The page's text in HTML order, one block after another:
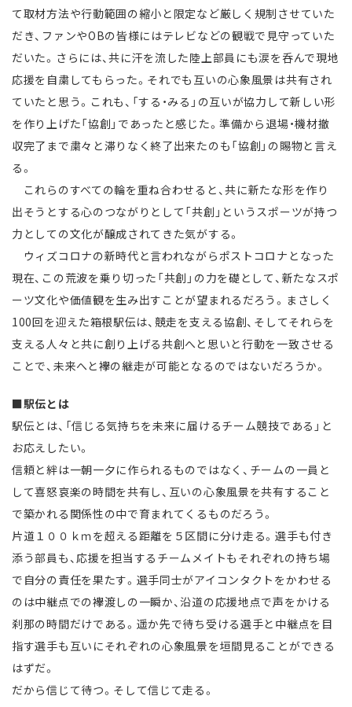
て取材方法や行動範囲の縮小と限定など厳しく規制させていた
だき、ファンやOBの皆様にはテレビなどの観戦で見守っていた
だいた。さらには、共に汗を流した陸上部員にも涙を呑んで現地
応援を自粛してもらった。それでも互いの心象風景は共有され
ていたと思う。これも、「する・みる」の互いが協力して新しい形
を作り上げた「協創」であったと感じた。準備から退場・機材撤
収完了まで粛々と滞りなく終了出来たのも「協創」の賜物と言え
る。
これらのすべての輪を重ね合わせると、共に新たな形を作り
出そうとする心のつながりとして「共創」というスポーツが持つ
力としての文化が醸成されてきた気がする。
ウィズコロナの新時代と言われながらポストコロナとなった
現在、この荒波を乗り切った「共創」の力を礎として、新たなスポ
ーツ文化や価値観を生み出すことが望まれるだろう。まさしく
100回を迎えた箱根駅伝は、競走を支える協創、そしてそれらを
支える人々と共に創り上げる共創へと思いと行動を一致させる
ことで、未来へと襷の継走が可能となるのではないだろうか。
■駅伝とは
駅伝とは、「信じる気持ちを未来に届けるチーム競技である」と
お応えしたい。
信頼と絆は一朝一夕に作られるものではなく、チームの一員と
して喜怒哀楽の時間を共有し、互いの心象風景を共有すること
で築かれる関係性の中で育まれてくるものだろう。
片道１００ｋｍを超える距離を５区間に分け走る。選手も付き
添う部員も、応援を担当するチームメイトもそれぞれの持ち場
で自分の責任を果たす。選手同士がアイコンタクトをかわせる
のは中継点での襷渡しの一瞬か、沿道の応援地点で声をかける
刹那の時間だけである。遥か先で待ち受ける選手と中継点を目
指す選手も互いにそれぞれの心象風景を垣間見ることができる
はずだ。
だから信じて待つ。そして信じて走る。